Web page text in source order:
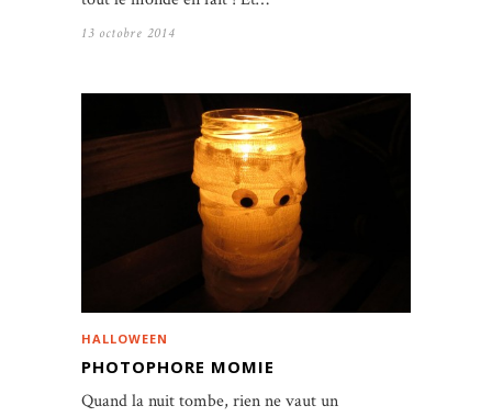
13 octobre 2014
HALLOWEEN
PHOTOPHORE MOMIE
Quand la nuit tombe, rien ne vaut un